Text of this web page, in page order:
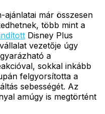
ajánlatai már összesen
több mint a
Disney Plus
vezetője úgy
a
sokkal inkább
felgyorsította a
sebességét. Az
amúgy is megtörtént